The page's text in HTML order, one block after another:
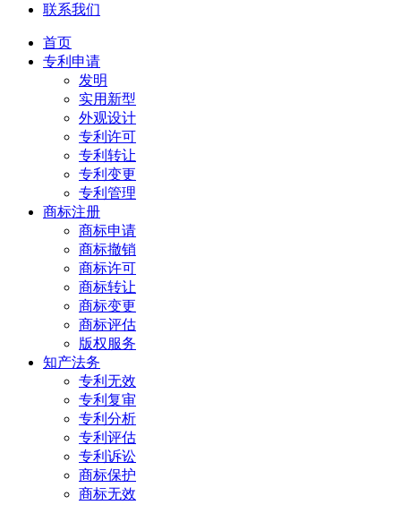
联系我们
首页
专利申请
发明
实用新型
外观设计
专利许可
专利转让
专利变更
专利管理
商标注册
商标申请
商标撤销
商标许可
商标转让
商标变更
商标评估
版权服务
知产法务
专利无效
专利复审
专利分析
专利评估
专利诉讼
商标保护
商标无效